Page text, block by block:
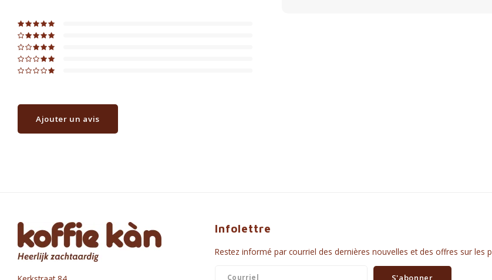
Ajouter un avis
Infolettre
Restez informé par courriel des dernières nouvelles et des offres sur les
S'abonner